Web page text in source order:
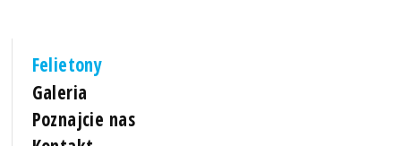
Felietony
Galeria
Poznajcie nas